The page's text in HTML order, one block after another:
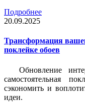
Подробнее
20.09.2025
Трансформация
поклейке обоев
Обновление
самостоятельная
сэкономить и
идеи.